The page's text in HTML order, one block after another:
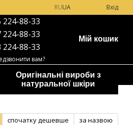
RUUA Вхід
224-88-33
224-88-33
224-88-33
вам?
Мій кошик
Оригінальні вироби з
натуральної шкіри
спочатку дешевше за назвою